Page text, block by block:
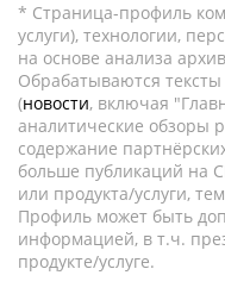
* Страница-профиль
услуги), технологии,
на основе анализа
Обрабатываются
(новости, включая
аналитические обзоры
содержание
больше публикаций на
или продукта/услуги,
Профиль может быть
информацией, в т.ч.
продукте/услуге.